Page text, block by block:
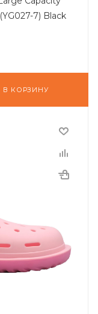
7) Black
В КОРЗИНУ